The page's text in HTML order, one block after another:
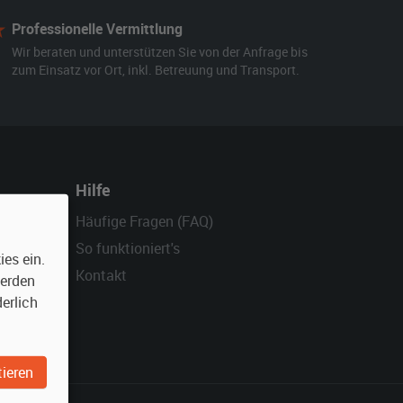
Professionelle Vermittlung
Wir beraten und unterstützen Sie von der Anfrage bis
zum Einsatz vor Ort, inkl. Betreuung und Transport.
Hilfe
Häufige Fragen (FAQ)
So funktioniert's
Kontakt
ein.